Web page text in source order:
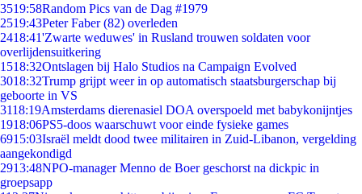
3519:58Random Pics van de Dag #1979
2519:43Peter Faber (82) overleden
2418:41'Zwarte weduwes' in Rusland trouwen soldaten voor
overlijdensuitkering
1518:32Ontslagen bij Halo Studios na Campaign Evolved
3018:32Trump grijpt weer in op automatisch staatsburgerschap bij
geboorte in VS
3118:19Amsterdams dierenasiel DOA overspoeld met babykonijntjes
1918:06PS5-doos waarschuwt voor einde fysieke games
6915:03Israël meldt dood twee militairen in Zuid-Libanon, vergelding
aangekondigd
2913:48NPO-manager Menno de Boer geschorst na dickpic in
groepsapp